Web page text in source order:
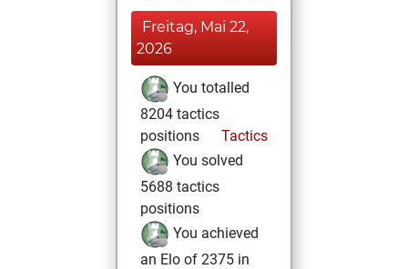
Freitag, Mai 22,
2026
You totalled
8204 tactics
positions
Tactics
You solved
5688 tactics
positions
You achieved
an Elo of 2375 in